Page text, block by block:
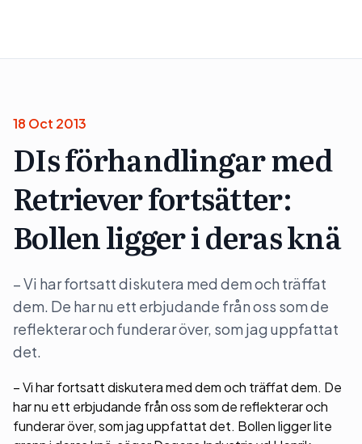
18 Oct 2013
DIs förhandlingar med
Retriever fortsätter:
Bollen ligger i deras knä
– Vi har fortsatt diskutera med dem och träffat
dem. De har nu ett erbjudande från oss som de
reflekterar och funderar över, som jag uppfattat
det.
– Vi har fortsatt diskutera med dem och träffat dem. De
har nu ett erbjudande från oss som de reflekterar och
funderar över, som jag uppfattat det. Bollen ligger lite